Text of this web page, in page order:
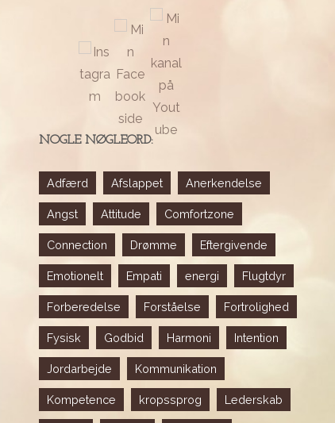
NOGLE NØGLEORD:
Adfærd Afslappet Anerkendelse
Angst Attitude Comfortzone
Connection Drømme Eftergivende
Emotionelt Empati energi Flugtdyr
Forberedelse Forståelse Fortrolighed
Fysisk Godbid Harmoni Intention
Jordarbejde Kommunikation
Kompetence kropssprog Lederskab